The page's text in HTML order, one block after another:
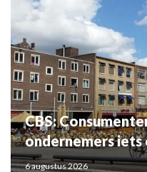
CBS:
ondernemers
6 augustus 2026